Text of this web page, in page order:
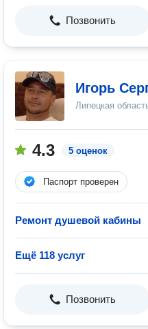
Позвонить
Игорь
Липецкая
4.3 5 оценок
Паспорт проверен
Ремонт душевой кабины
Ещё 118 услуг
Позвонить